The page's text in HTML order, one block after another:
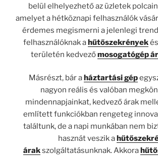
belül elhelyezhető az üzletek
amelyet a hétköznapi felhasználók
érdemes megismerni a jelenlegi
felhasználóknak ahűtőszekrényekés
területén kedvezőmosogatógép
Másrészt, bár a háztartási gép
nagyon reális és valóban
mindennapjainkat, kedvező árak
említett funkciókban rengeteg
találtunk, de a napi munkában nem
hasznát veszik a
árakszolgáltatásunknak. Akkora